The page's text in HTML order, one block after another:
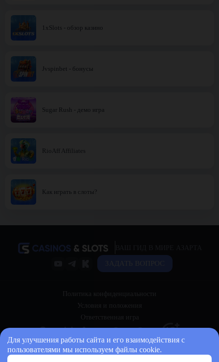
1xSlots - обзор казино
Jvspinbet - бонусы
Sugar Rush - демо игра
RioAff Affiliates
Как играть в слоты?
ЗАДАТЬ ВОПРОС
Политика конфиденциальности
Условия и положения
Ответственная игра
Для улучшения работы сайта и его взаимодействия с
пользователями мы используем файлы cookie.